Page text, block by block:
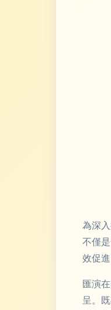
為深
不僅
效促
匯演
呈。